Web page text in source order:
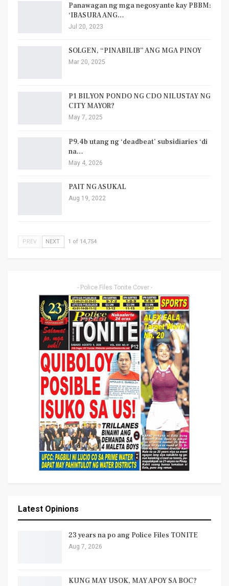
Panawagan ng mga negosyante kay PBBM:
‘IBASURA ANG…
Jul 20, 2023
SOLGEN, “PINABILIB” ANG MGA PINOY
Mar 20, 2025
P1 BILYON PONDO NG CDO NILUSTAY NG
CITY MAYOR?
May 7, 2025
P9.4b utang ng ‘deadbeat’ subsidiaries ‘di
na…
May 4, 2026
PAIT NG ASUKAL
Aug 19, 2022
PREV NEXT 1 of 14,754
- Police Files Tonite Cover -
Latest Opinions
23 years na po ang Police Files TONITE
Aug 7, 2026
KUNG MAY USOK, MAY APOY SA BOC?